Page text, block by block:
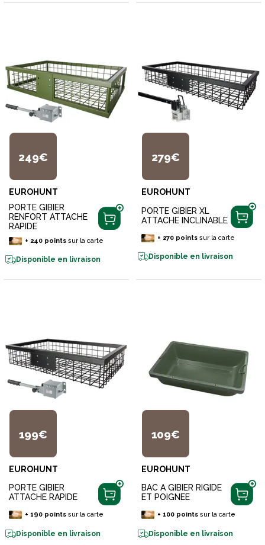
249€
EUROHUNT
PORTE GIBIER
RENFORT ATTACHE
RAPIDE
+ 240pointssur la carte
Disponible en livraison
279€
EUROHUNT
PORTE GIBIER XL
ATTACHE INCLINABLE
+ 270pointssur la carte
Disponible en livraison
199€
EUROHUNT
PORTE GIBIER
ATTACHE RAPIDE
+ 190pointssur la carte
Disponible en livraison
109€
EUROHUNT
BAC A GIBIER RIGIDE
ET POIGNEE
+ 100pointssur la carte
Disponible en livraison